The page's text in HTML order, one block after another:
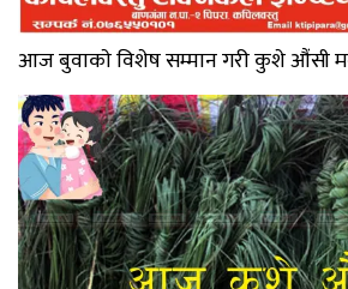
आज बुवाकाे विशेष सम्मान गरी कुशे औंसी